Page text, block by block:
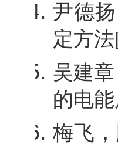
尹德
定方法
吴建
的电
梅飞